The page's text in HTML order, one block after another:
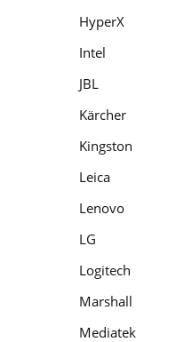
HyperX
Intel
JBL
Kärcher
Kingston
Leica
Lenovo
LG
Logitech
Marshall
Mediatek